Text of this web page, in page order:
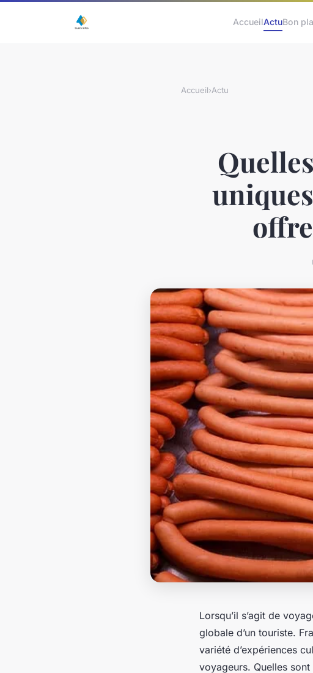
AccueilActuBon
Accueil›Actu
Lorsqu’il s’agit de
globale d’un touriste.
variété d’expériences
voyageurs. Quelles